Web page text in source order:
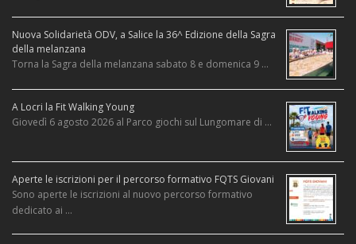
Nuova Solidarietà ODV, a Salice la 36^ Edizione della Sagra
della melanzana
Torna la Sagra della melanzana sabato 8 e domenica 9 …
A Locri la Fit Walking Young
Giovedì 6 agosto 2026 al Parco giochi sul Lungomare di …
Aperte le iscrizioni per il percorso formativo FQTS Giovani
Sono aperte le iscrizioni al nuovo percorso formativo
dedicato ai …